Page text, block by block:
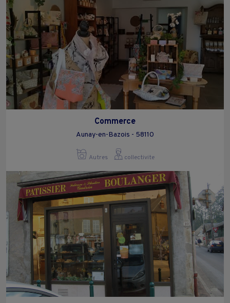
Commerce
Aunay-en-Bazois - 58110
Autres collectivite